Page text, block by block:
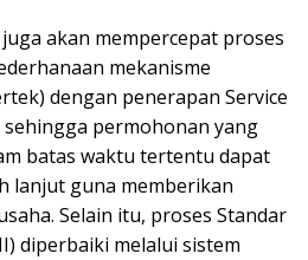
akan mempercepat proses
mekanisme
dengan penerapan Service
sehingga permohonan yang
batas waktu tertentu dapat
lanjut guna memberikan
Selain itu, proses Standar
diperbaiki melalui sistem